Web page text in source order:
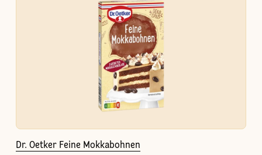
Dr. Oetker Feine Mokkabohnen